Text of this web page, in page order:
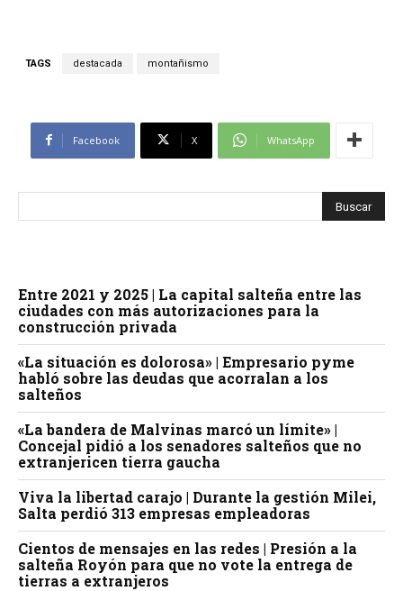
TAGS destacada montañismo
Facebook X WhatsApp
Entre 2021 y 2025 | La capital salteña entre las
ciudades con más autorizaciones para la
construcción privada
«La situación es dolorosa» | Empresario pyme
habló sobre las deudas que acorralan a los
salteños
«La bandera de Malvinas marcó un límite» |
Concejal pidió a los senadores salteños que no
extranjericen tierra gaucha
Viva la libertad carajo | Durante la gestión Milei,
Salta perdió 313 empresas empleadoras
Cientos de mensajes en las redes | Presión a la
salteña Royón para que no vote la entrega de
tierras a extranjeros